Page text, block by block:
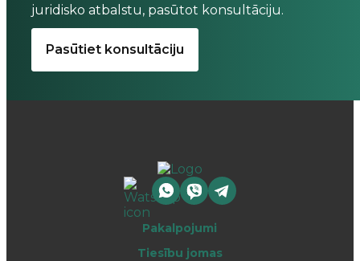
juridisko atbalstu, pasūtot konsultāciju.
Pasūtiet konsultāciju
Pakalpojumi
Tiesību jomas